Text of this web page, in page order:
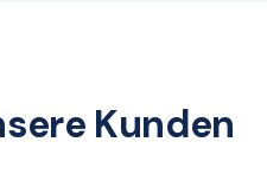
Kunden